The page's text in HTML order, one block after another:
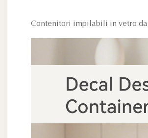
Contenitori impilabili in vetro